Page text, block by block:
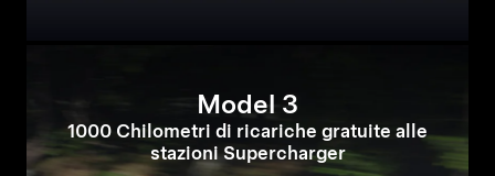
Model 3
1000 Chilometri di ricariche gratuite alle
stazioni Supercharger